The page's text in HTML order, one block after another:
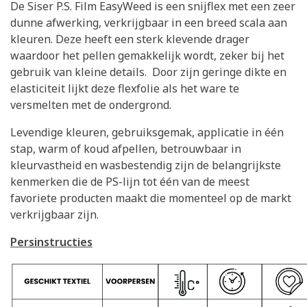
De Siser P.S. Film EasyWeed is een snijflex met een zeer
dunne afwerking, verkrijgbaar in een breed scala aan
kleuren. Deze heeft een sterk klevende drager
waardoor het pellen gemakkelijk wordt, zeker bij het
gebruik van kleine details. Door zijn geringe dikte en
elasticiteit lijkt deze flexfolie als het ware te
versmelten met de ondergrond.
Levendige kleuren, gebruiksgemak, applicatie in één
stap, warm of koud afpellen, betrouwbaar in
kleurvastheid en wasbestendig zijn de belangrijkste
kenmerken die de PS-lijn tot één van de meest
favoriete producten maakt die momenteel op de markt
verkrijgbaar zijn.
Persinstructies